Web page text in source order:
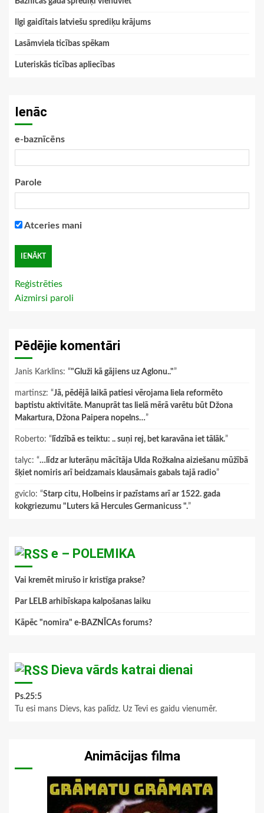
Ilgi gaidītais latviešu sprediķu krājums
Lasāmviela ticības spēkam
Luteriskās ticības apliecības
Ienāc
e-baznīcēns
Parole
Atceries mani
Reģistrēties
Aizmirsi paroli
Pēdējie komentāri
Janis Karklins: “"Gluži kā gājiens uz Aglonu.."”
martinsz: “Jā, pēdējā laikā patiesi vērojama liela reformēto
baptistu aktivitāte. Manuprāt tas lielā mērā varētu būt Džona
Makartura, Džona Paipera nopelns…”
Roberto: “ līdzībā es teiktu: .. suņi rej, bet karavāna iet tālāk.”
talyc: “…līdz ar luterāņu mācītāja Ulda Rožkalna aiziešanu mūžībā
šķiet nomiris arī beidzamais klausāmais gabals tajā radio”
gviclo: “Starp citu, Holbeins ir pazīstams arī ar 1522. gada
kokgriezumu "Luters kā Hercules Germanicuss ".”
e – POLEMIKA
Vai kremēt mirušo ir kristīga prakse?
Par LELB arhibīskapa kalpošanas laiku
Kāpēc "nomira" e-BAZNĪCAs forums?
Dieva vārds katrai dienai
Ps.25:5
Tu esi mans Dievs, kas palīdz. Uz Tevi es gaidu vienumēr.
Animācijas filma